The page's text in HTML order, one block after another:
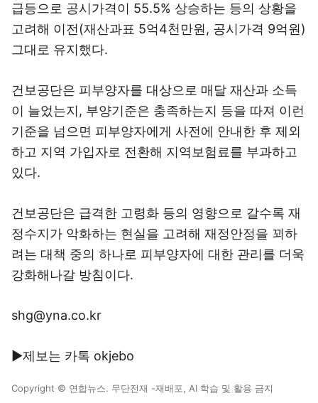
급등으로 공시가격이 55.5% 상승하는 등의 상황을
고려해 이전(재산과표 5억4천만원, 공시가격 9억원)
그대로 유지했다.
건보공단은 피부양자를 대상으로 매달 재산과 소득
이 늘었는지, 부양기준은 충족하는지 등을 따져 이런
기준을 넘으면 피부양자에게 사전에 안내한 후 제외
하고 지역 가입자로 전환해 지역보험료를 부과하고
있다.
건보공단은 급격한 고령화 등의 영향으로 갈수록 재
정수지가 악화하는 현실을 고려해 재정안정을 꾀하
려는 대책 중의 하나로 피부양자에 대한 관리를 더욱
강화해나갈 방침이다.
shg@yna.co.kr
▶제보는 카톡 okjebo
Copyright © 연합뉴스. 무단전재 -재배포, AI 학습 및 활용 금지